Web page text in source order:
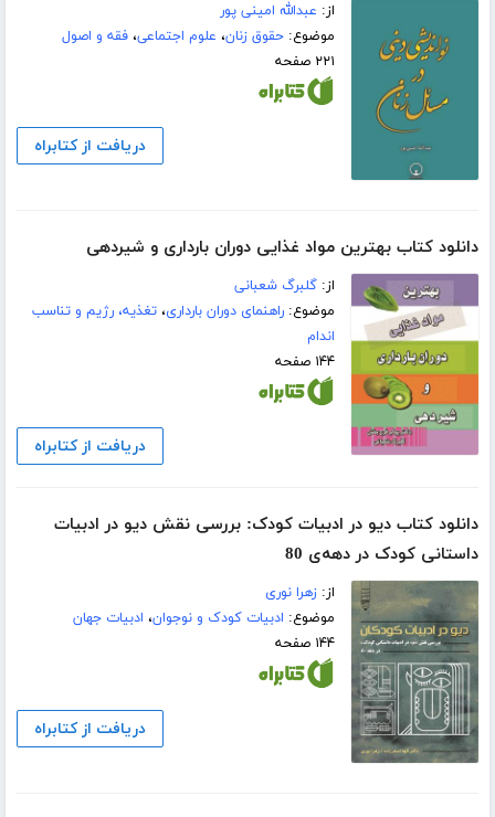
از: عبدالله امینی پور
موضوع:حقوق زنان، علوم اجتماعی،فقه و اصول
۲۲۱ صفحه
دریافت از کتابراه
دانلود کتاب بهترین مواد غذایی دوران بارداری و شیردهی
از:گلبرگ شعبانی
موضوع:راهنمای دوران بارداری،تغذیه، رژیم و تناسب
اندام
۱۴۴ صفحه
دریافت از کتابراه
دانلود کتاب دیو در ادبیات کودک: بررسی نقش دیو در ادبیات
داستانی کودک در دهه‌ی 80
از:زهرا نوری
موضوع: ادبیات کودک و نوجوان، ادبیات جهان
۱۴۴ صفحه
دریافت از کتابراه